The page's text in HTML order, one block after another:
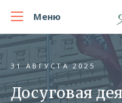
Меню
31 АВГУСТА 2025
Досуговая